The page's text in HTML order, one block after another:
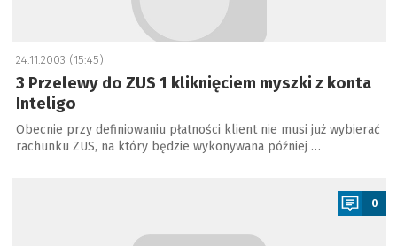
24.11.2003 (15:45)
3 Przelewy do ZUS 1 kliknięciem myszki z konta
Inteligo
Obecnie przy definiowaniu płatności klient nie musi już wybierać
rachunku ZUS, na który będzie wykonywana później …
0